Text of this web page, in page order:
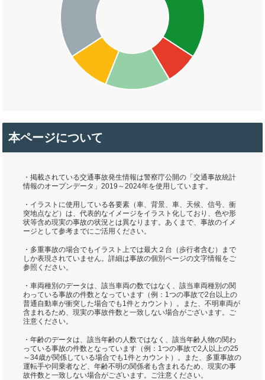
本ページについて
・掲載されている交通事故発生情報は警察庁公開の「交通事故統計
情報のオープンデータ」2019～2024年を使用しています。
・イラストに使用している各要素（車、背景、車、天候、信号、衝
突地点など）は、代表的なイメージをイラスト化しており、色や形
状等含め現実の事故の状況とは異なります。あくまで、事故のイメ
ージとして参考までにご活用ください。
・多重事故の場合でもイラスト上では最大２台（歩行者含む）まで
しか表現されていません。詳細は事故の個別ページの文字情報をご
参照ください。
・車両種別のデータは、該当車両の数ではなく、該当車両種別の関
わっている事故の件数となっています（例：1つの事故で2台以上の
普通自動車が衝突した場合でも1件とカウント）。また、不明車両が
含まれるため、現実の事故件数と一致しない場合がございます。ご
注意ください。
・年齢のデータは、該当年齢の人数ではなく、該当年齢人物の関わ
っている事故の件数となっています（例：1つの事故で2人以上の25
～34歳が関係している場合でも1件とカウント）。また、多重事故の
運転手や同乗者など、年齢不明の関係者も含まれるため、現実の事
故件数と一致しない場合がございます。ご注意ください。